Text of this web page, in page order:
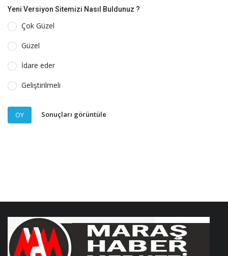
Yeni Versiyon Sitemizi Nasıl Buldunuz ?
Çok Güzel
Güzel
İdare eder
Geliştirilmeli
OY Sonuçları görüntüle